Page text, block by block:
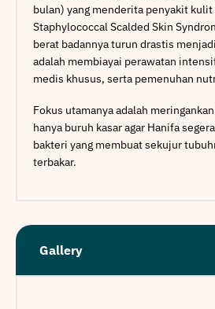
bulan) yang menderita penyakit kulit
Staphylococcal Scalded Skin
berat badannya turun drastis
adalah membiayai perawatan
medis khusus, serta pemenuhan
Fokus utamanya adalah
hanya buruh kasar agar Hanifa
bakteri yang membuat sekujur
terbakar.
Gallery